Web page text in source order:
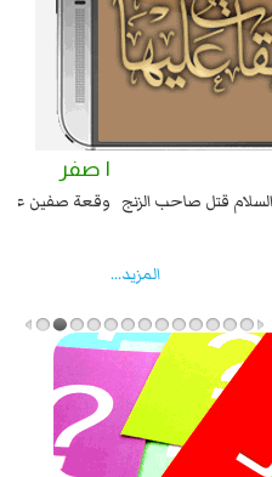
عليهما السلام قتل صاحب الزنج